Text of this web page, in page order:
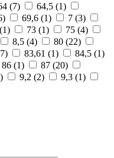
(7) 64,5 (1)
) 69,6 (1) 7 (3)
1) 73 (1) 75 (4)
8,5 (4) 80 (22)
7) 83,61 (1) 84,5 (1)
86 (1) 87 (20)
) 9,2 (2) 9,3 (1)